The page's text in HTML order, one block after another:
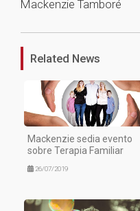
Mackenzie Tamboré
Related News
Mackenzie sedia evento
sobre Terapia Familiar
26/07/2019